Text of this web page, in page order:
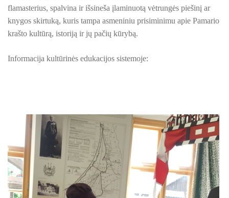
KPD PROJEKTAS ,,MAŽOSIOS LIETUVOS MOKYKLA-
KPD PROJEKTAS ,,MAŽOSIOS LIETUVOS MOKYKLA-
KPD PROJEKTAS ,,MAŽOSIOS LIETUVOS MOKYKLA-
PROJEKTAS ,,KULTŪROS SKŪNĖ". Pavasario keramikos
PROJEKTAS ,,KULTŪROS SKŪNĖ". Keramikos dirbtuvėse-
PROJEKTAS ,,KULTŪROS SKŪNĖ". Apie projektą spaudoje
PROJEKTAS ,,KULTŪROS SKŪNĖ". Keramikos dirbtuvių
SVEČIUOSE PAS TANTĘ
PASIDARYK PROGINĮ ATVIRUKĄ
BALTŲ GENČIŲ PAPUOŠALAI
tradicijose
NVŠ
flamasterius, spalvina ir išsineša įlaminuotą vėtrungės piešinį ar
knygos skirtuką, kuris tampa asmeniniu prisiminimu apie Pamario
krašto kultūrą, istoriją ir jų pačių kūrybą.
Informacija kultūrinės edukacijos sistemoje: